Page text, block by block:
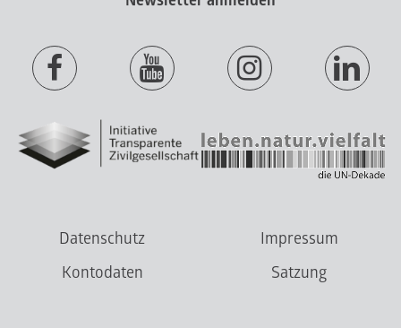
Datenschutz
Impressum
Kontodaten
Satzung